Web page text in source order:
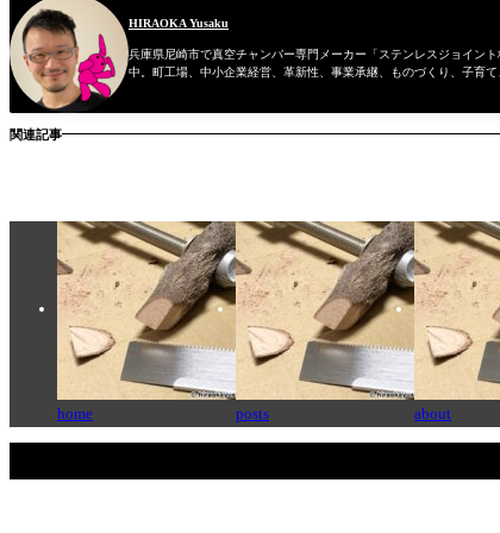
HIRAOKA Yusaku
兵庫県尼崎市で真空チャンバー専門メーカー「ステンレスジョイン
中。町工場、中小企業経営、革新性、事業承継、ものづくり、子育
関連記事
home posts about